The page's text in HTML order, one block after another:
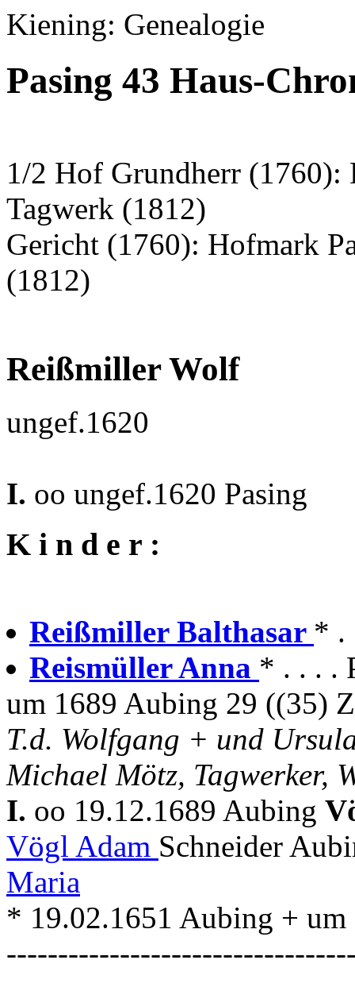
Kiening: Genealogie
Pasing 43 Haus-
1/2 Hof Grundherr
Tagwerk (1812)
Gericht (1760): Hofmark
(1812)
Reißmiller Wolf
ungef.1620
I. oo ungef.1620 Pasing
K i n d e r :
Reißmiller Balthasar * .
Reismüller Anna * . . . .
um 1689 Aubing 29 ((35)
T.d. Wolfgang + und
Michael Mötz, Tagwerker,
I. oo 19.12.1689 Aubing
Vögl Adam Schneider
Maria
* 19.02.1651 Aubing +